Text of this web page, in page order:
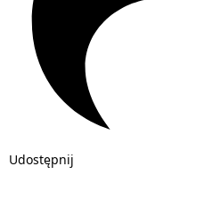
Udostępnij